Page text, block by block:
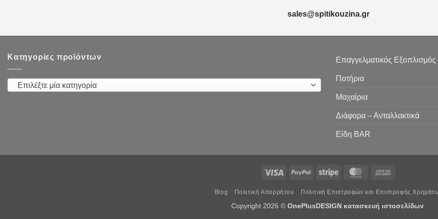
sales@spitikouzina.gr
Κατηγορίες προϊόντων
Επιλέξτε μία κατηγορία
Επαγγελματικός Εξοπλισμός
Ποτήρια
Μαχαίρια
Διάφορα – Ανταλλακτικά
Είδη ΒAR
Visa PayPal Stripe MasterCard
Delivery
Blog Πολιτική Απορρήτου Πολιτική Επιστροφών και Επιστροφής
Copyright 2026 © OnePlusDESIGN κατασκευή ιστοσελίδων